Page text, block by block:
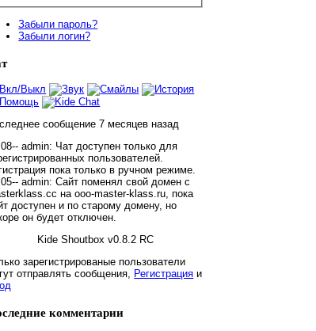
Забыли пароль?
Забыли логин?
сообщение 7 месяцев назад
admin: Чат доступен только для
пользователей.
пока только в ручном режиме.
admin:Сайт поменял свой домен с
на ooo-master-klass.ru, пока
доступен и по старому домену, но
он будет отключен.
Kide Shoutbox v0.8.2 RC
зарегистрированые пользователи
отправлять сообщения, Регистрация и
комментарии